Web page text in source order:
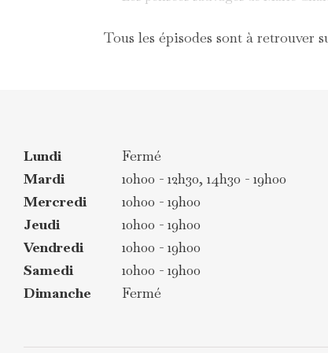
Tous les épisodes sont à retrouver
Lundi
Fermé
Mardi
10h00 - 12h30, 14h30 - 19h00
Mercredi
10h00 - 19h00
Jeudi
10h00 - 19h00
Vendredi
10h00 - 19h00
Samedi
10h00 - 19h00
Dimanche
Fermé